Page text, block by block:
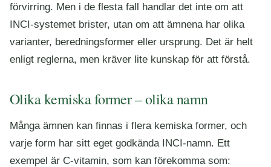
förvirring. Men i de flesta fall handlar det inte om att
INCI-systemet brister, utan om att ämnena har olika
varianter, beredningsformer eller ursprung. Det är helt
enligt reglerna, men kräver lite kunskap för att förstå.
Olika kemiska former – olika namn
Många ämnen kan finnas i flera kemiska former, och
varje form har sitt eget godkända INCI-namn. Ett
exempel är C-vitamin, som kan förekomma som: